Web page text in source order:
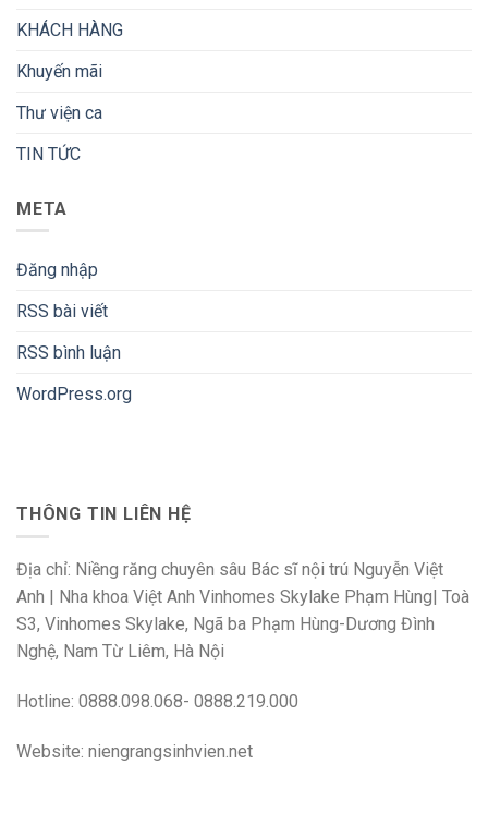
KHÁCH HÀNG
Khuyến mãi
Thư viện ca
TIN TỨC
META
Đăng nhập
RSS bài viết
RSS bình luận
WordPress.org
THÔNG TIN LIÊN HỆ
Địa chỉ: Niềng răng chuyên sâu Bác sĩ nội trú Nguyễn Việt
Anh | Nha khoa Việt Anh Vinhomes Skylake Phạm Hùng| Toà
S3, Vinhomes Skylake, Ngã ba Phạm Hùng-Dương Đình
Nghệ, Nam Từ Liêm, Hà Nội
Hotline: 0888.098.068- 0888.219.000
Website: niengrangsinhvien.net